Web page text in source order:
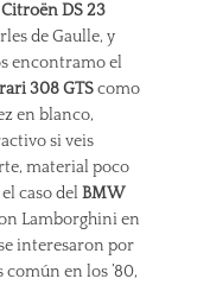
Citroën DS 23
de Gaulle, y
encontramo el
308 GTScomo
en blanco,
si veis
material poco
caso delBMW
Lamborghini en
interesaron por
común en los ’80,